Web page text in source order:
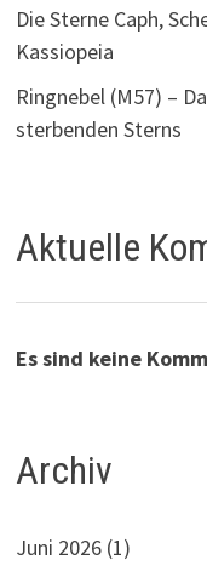
Die Sterne Caph,
Kassiopeia
Ringnebel (M57) –
sterbenden Sterns
Aktuelle
Es sind keine
Archiv
Juni 2026 (1)